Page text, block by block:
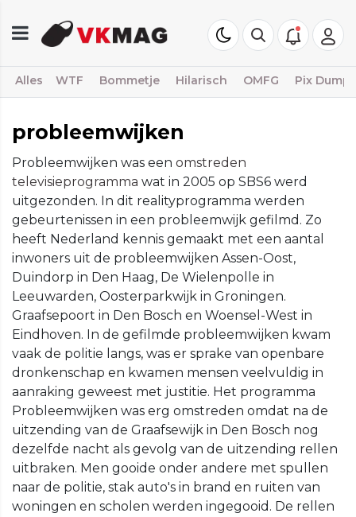
Alles WTF Bommetje Hilarisch OMFG Pix Dump
probleemwijken
Probleemwijken was een omstreden
televisieprogramma wat in 2005 op SBS6 werd
uitgezonden. In dit realityprogramma werden
gebeurtenissen in een probleemwijk gefilmd. Zo
heeft Nederland kennis gemaakt met een aantal
inwoners uit de probleemwijken Assen-Oost,
Duindorp in Den Haag, De Wielenpolle in
Leeuwarden, Oosterparkwijk in Groningen.
Graafsepoort in Den Bosch en Woensel-West in
Eindhoven. In de gefilmde probleemwijken kwam
vaak de politie langs, was er sprake van openbare
dronkenschap en kwamen mensen veelvuldig in
aanraking geweest met justitie. Het programma
Probleemwijken was erg omstreden omdat na de
uitzending van de Graafsewijk in Den Bosch nog
dezelfde nacht als gevolg van de uitzending rellen
uitbraken. Men gooide onder andere met spullen
naar de politie, stak auto's in brand en ruiten van
woningen en scholen werden ingegooid. De rellen